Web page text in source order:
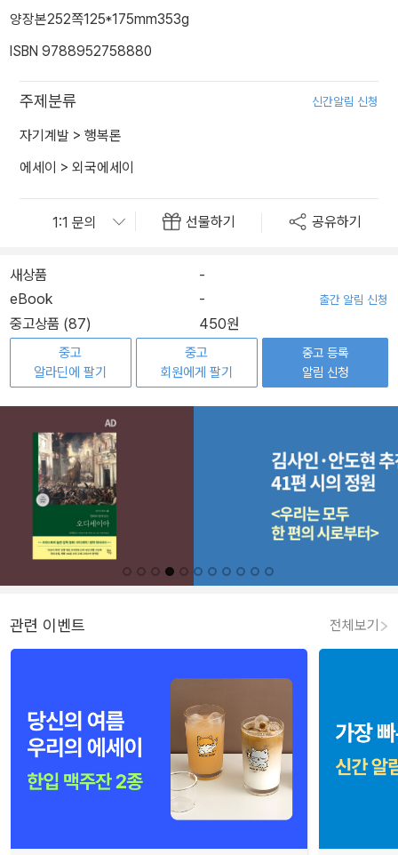
양장본252쪽125*175mm353g
ISBN 9788952758880
주제분류 신간알림 신청
자기계발 > 행복론
에세이 > 외국에세이
선물하기 공유하기
새상품
-
eBook
- 출간 알림 신청
중고상품 (87) 450원
중고
알라딘에 팔기
중고
회원에게 팔기
중고 등록
알림 신청
관련 이벤트 전체보기